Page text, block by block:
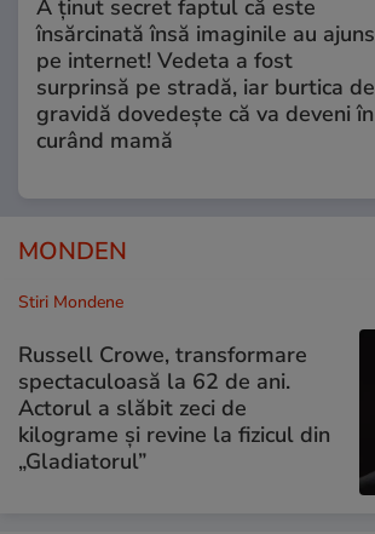
A ținut secret faptul că este
însărcinată însă imaginile au ajuns
pe internet! Vedeta a fost
surprinsă pe stradă, iar burtica de
gravidă dovedește că va deveni în
curând mamă
MONDEN
Stiri Mondene
Russell Crowe, transformare
spectaculoasă la 62 de ani.
Actorul a slăbit zeci de
kilograme și revine la fizicul din
„Gladiatorul”